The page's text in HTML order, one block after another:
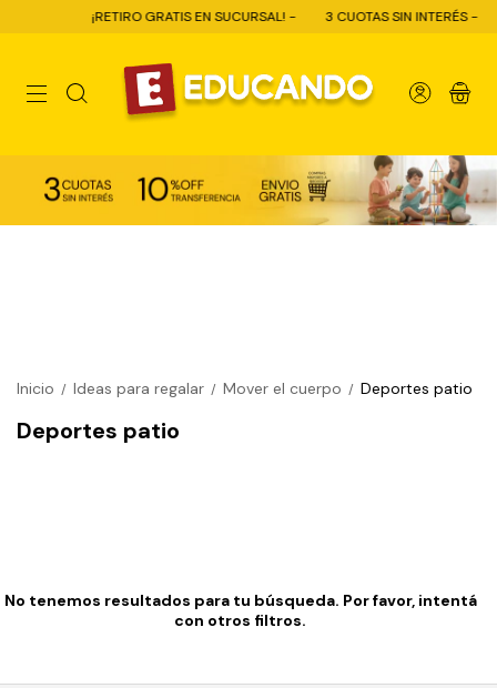
¡RETIRO GRATIS EN SUCURSAL! - 3 CUOTAS SIN INTERÉS -
0
Inicio / Ideas para regalar / Mover el cuerpo / Deportes patio
Deportes patio
No tenemos resultados para tu búsqueda. Por favor, intentá
con otros filtros.